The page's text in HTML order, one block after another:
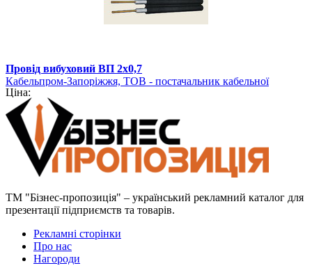
Провід вибуховий ВП 2х0,7
Кабельпром-Запоріжжя, ТОВ - постачальник кабельної
продукції
Ціна:
ТМ "Бізнес-пропозиція" – український рекламний каталог для
презентації підприємств та товарів.
Рекламні сторінки
Про нас
Нагороди